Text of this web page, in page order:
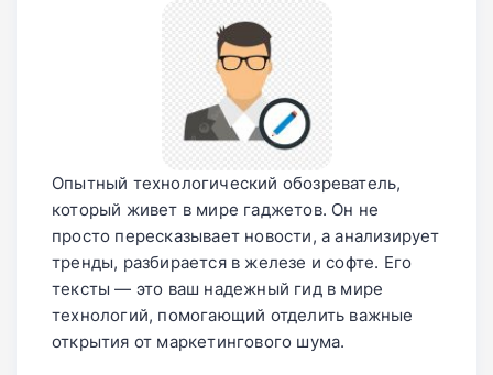
Опытный технологический обозреватель,
который живет в мире гаджетов. Он не
просто пересказывает новости, а анализирует
тренды, разбирается в железе и софте. Его
тексты — это ваш надежный гид в мире
технологий, помогающий отделить важные
открытия от маркетингового шума.